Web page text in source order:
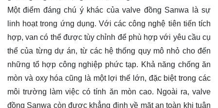
Một điểm đáng chú ý khác của valve đồng Sanwa là sự
linh hoạt trong ứng dụng. Với các công nghệ tiên tiến tích
hợp, van có thể được tùy chỉnh để phù hợp với yêu cầu cụ
thể của từng dự án, từ các hệ thống quy mô nhỏ cho đến
những tổ hợp công nghiệp phức tạp. Khả năng chống ăn
mòn và oxy hóa cũng là một lợi thế lớn, đặc biệt trong các
môi trường làm việc có tính ăn mòn cao. Ngoài ra, valve
đồng Sanwa còn được khẳng định về mặt an toàn khi tuân